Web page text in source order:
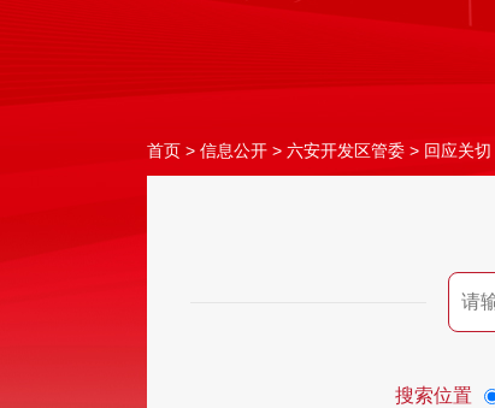
首页 > 信息公开 > 六安开发区管委 > 回应关切
搜索位置